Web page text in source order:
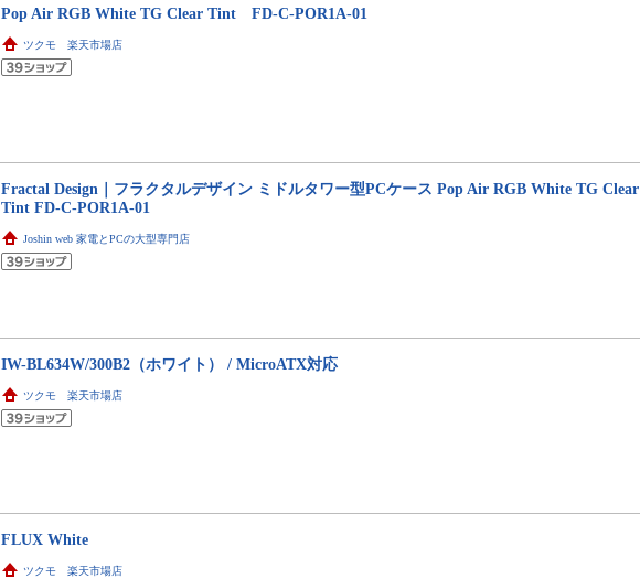
Pop Air RGB White TG Clear Tint FD-C-POR1A-01
ツクモ 楽天市場店
Fractal Design｜フラクタルデザイン ミドルタワー型PCケース Pop Air RGB White TG Clear
Tint FD-C-POR1A-01
Joshin web 家電とPCの大型専門店
IW-BL634W/300B2（ホワイト） / MicroATX対応
ツクモ 楽天市場店
FLUX White
ツクモ 楽天市場店